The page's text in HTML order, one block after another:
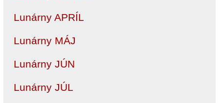
Lunárny APRÍL
Lunárny MÁJ
Lunárny JÚN
Lunárny JÚL